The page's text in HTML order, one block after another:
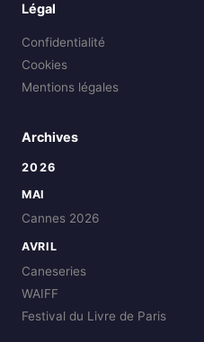
Légal
Confidentialité
Cookies
Mentions légales
Archives
2026
MAI
Cannes 2026
AVRIL
Caneseries
WAIFF
Festival du Livre de Paris